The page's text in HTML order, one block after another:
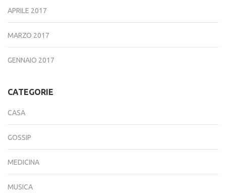
APRILE 2017
MARZO 2017
GENNAIO 2017
CATEGORIE
CASA
GOSSIP
MEDICINA
MUSICA